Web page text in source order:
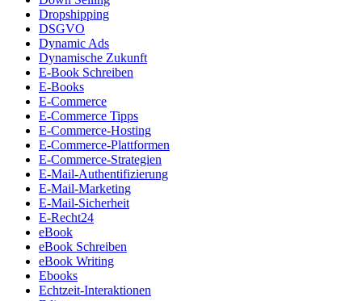
Dropshipping
DSGVO
Dynamic Ads
Dynamische Zukunft
E-Book Schreiben
E-Books
E-Commerce
E-Commerce Tipps
E-Commerce-Hosting
E-Commerce-Plattformen
E-Commerce-Strategien
E-Mail-Authentifizierung
E-Mail-Marketing
E-Mail-Sicherheit
E-Recht24
eBook
eBook Schreiben
eBook Writing
Ebooks
Echtzeit-Interaktionen